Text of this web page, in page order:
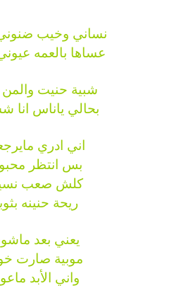
نساني وخيب
عساها بالعمه
شبية حنيت
بحالي ياناس انا
اني ادري
بس انتظر
كلش صعب
ريحة حنينه
يعني بعد
موبية صارت
واني الأبد